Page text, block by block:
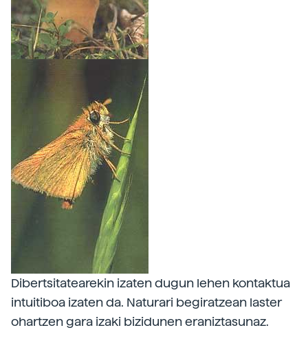
Dibertsitatearekin izaten dugun lehen kontaktua
intuitiboa izaten da. Naturari begiratzean laster
ohartzen gara izaki bizidunen eraniztasunaz.